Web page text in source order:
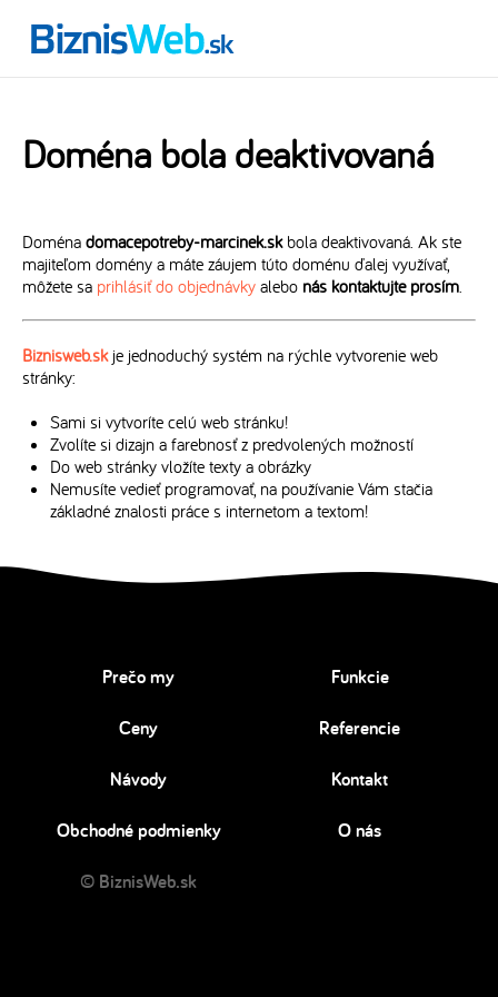
Doména bola deaktivovaná
Doména domacepotreby-marcinek.skbola deaktivovaná. Ak ste
majiteľom domény a máte záujem túto doménu ďalej využívať,
môžete sa prihlásiť do objednávky alebo nás kontaktujte prosím.
Biznisweb.skje jednoduchý systém na rýchle vytvorenie web
stránky:
Sami si vytvoríte celú web stránku!
Zvolíte si dizajn a farebnosť z predvolených možností
Do web stránky vložíte texty a obrázky
Nemusíte vedieť programovať, na používanie Vám stačia
základné znalosti práce s internetom a textom!
Prečo my Funkcie
Ceny Referencie
Návody Kontakt
Obchodné podmienky O nás
© BiznisWeb.sk